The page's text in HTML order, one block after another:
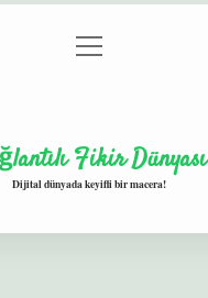
Gizlilik Politikası
menüyü
aç
Fikir Dünyası
Dijital dünyada keyifli bir macera!